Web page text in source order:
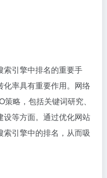
索引擎中排名的重要手
率具有重要作用。网络
略，包括关键词研究、
设等方面。通过优化网站
引擎中的排名，从而吸